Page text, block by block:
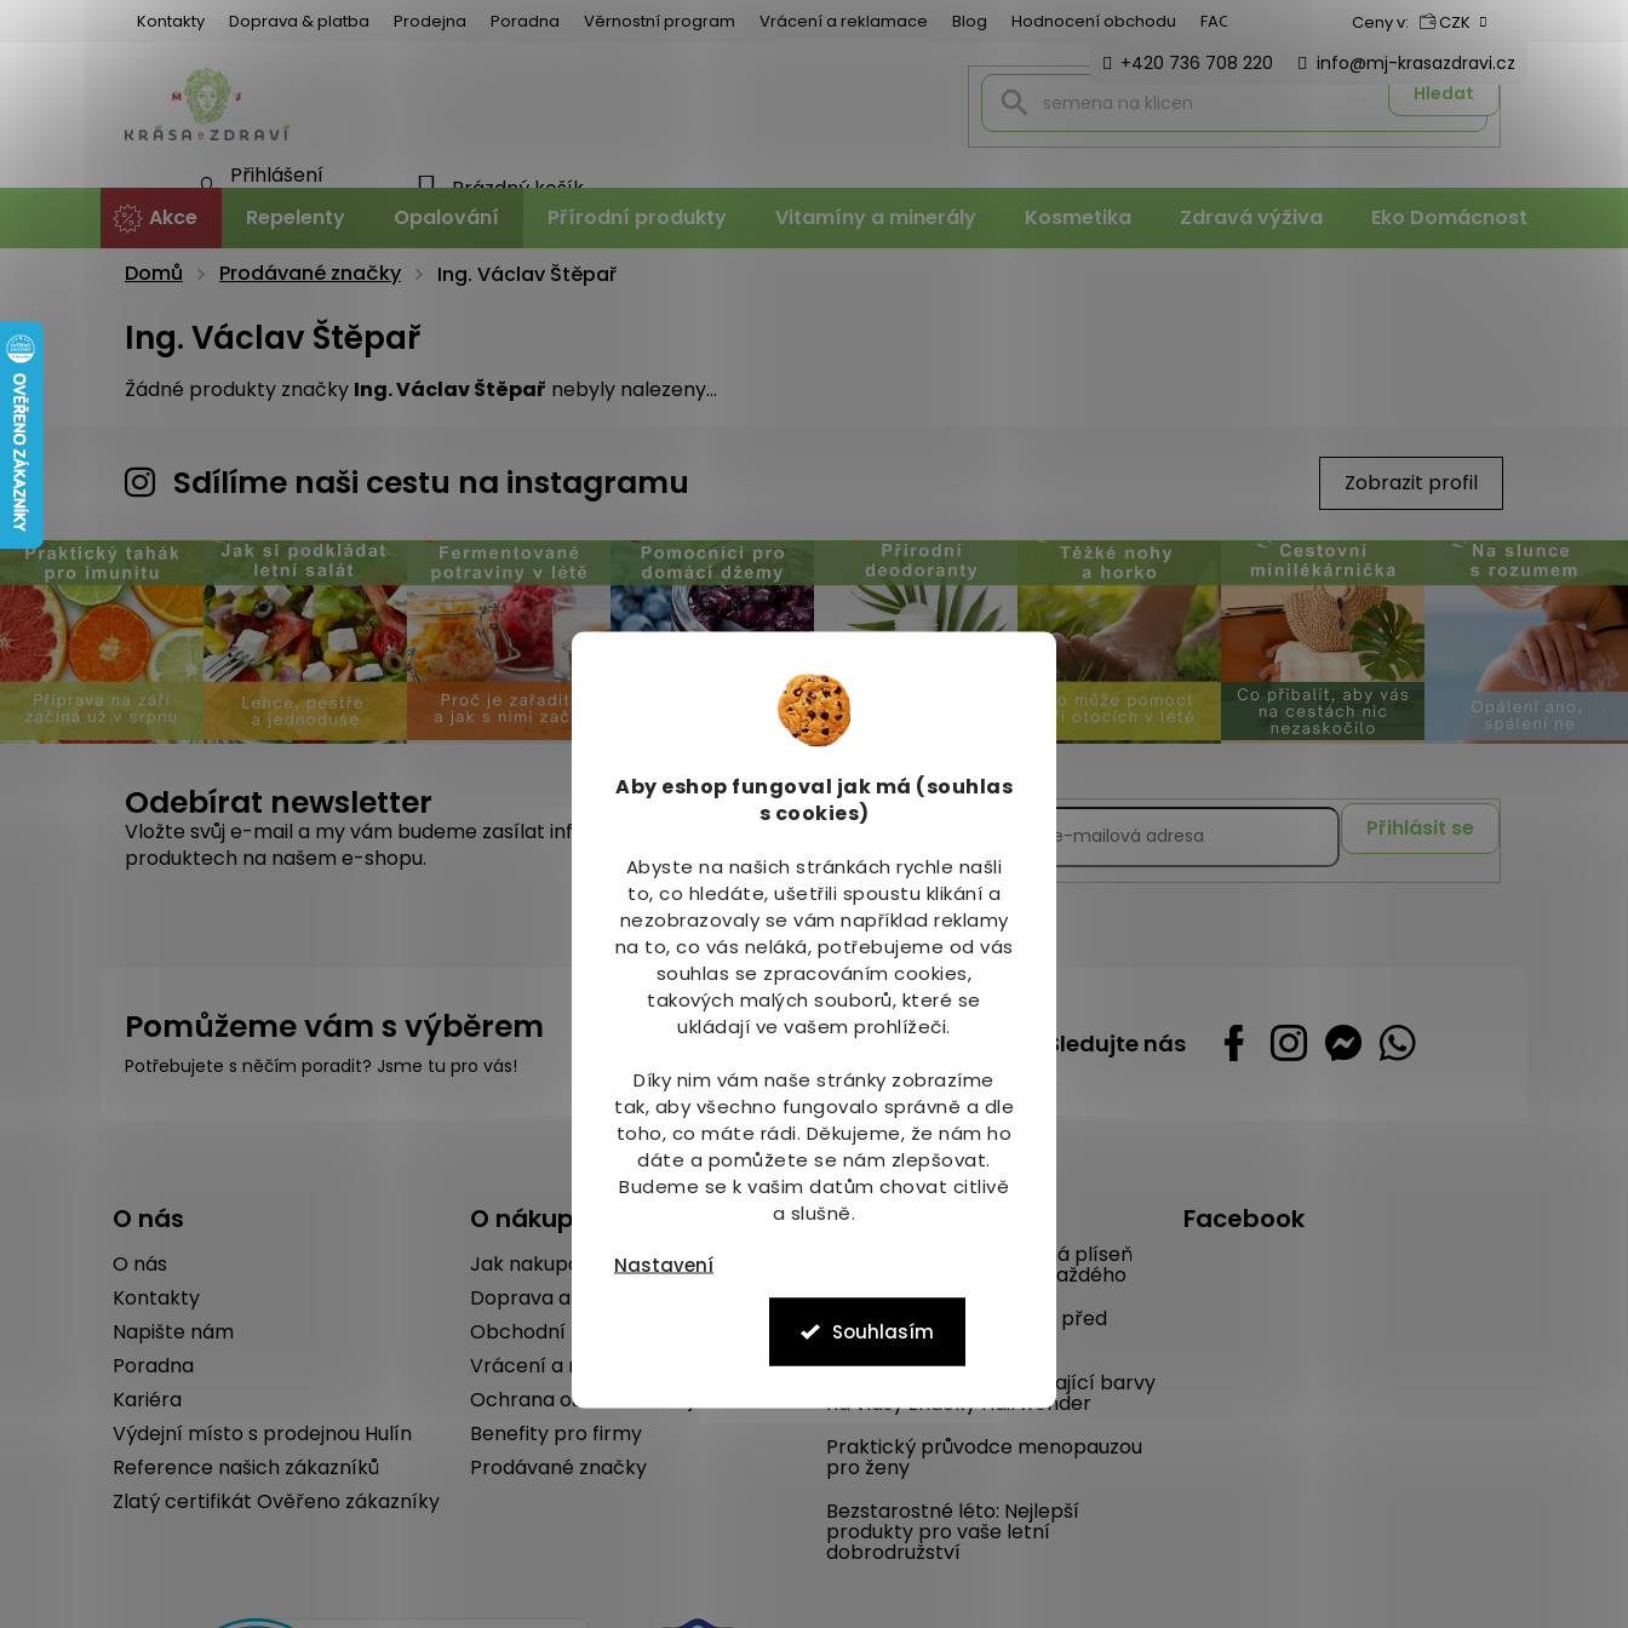
Aby eshop fungoval jak má (souhlas
s cookies)
Abyste na našich stránkách rychle našli
to, co hledáte, ušetřili spoustu klikání a
nezobrazovaly se vám například reklamy
na to, co vás neláká, potřebujeme od vás
souhlas se zpracováním cookies,
takových malých souborů, které se
ukládají ve vašem prohlížeči.
Díky nim vám naše stránky zobrazíme
tak, aby všechno fungovalo správně a dle
toho, co máte rádi. Děkujeme, že nám ho
dáte a pomůžete se nám zlepšovat.
Budeme se k vašim datům chovat citlivě
a slušně.
Nastavení
Souhlasím
Kontakty Doprava & platba Prodejna Poradna Věrnostní program Vrácení a reklamace Blog Hodnocení obchodu FAQ Ceny v: CZK
Hledat
+420 736 708 220 info@mj-krasazdravi.cz
KOŠÍK
Prázdný košík
Přihlášení
Akce Repelenty Opalování Přírodní produkty Vitamíny a minerály Kosmetika Zdravá výživa Eko Domácnost
Domů
Prodávané značky Ing. Václav Štěpař
Ing. Václav Štěpař
Žádné produkty značky Ing. Václav Štěpař nebyly nalezeny...
Sdílíme naši cestu na instagramu Zobrazit profil
Odebírat newsletter
Vložte svůj e-mail a my vám budeme zasílat informace o nových
produktech na našem e-shopu.
Přihlásit se
Pomůžeme vám s výběrem
Potřebujete s něčím poradit? Jsme tu pro vás!
+420 736 708 220
Sledujte nás
O nás
O nás
Kontakty
Napište nám
Poradna
Kariéra
Výdejní místo s prodejnou Hulín
Reference našich zákazníků
Zlatý certifikát Ověřeno zákazníky
O nákupu
Jak nakupovat
Doprava a platba
Obchodní podmínky
Vrácení a reklamace
Ochrana osobních údajů
Benefity pro firmy
Prodávané značky
Blog
Mykóza aneb nepříjemná plíseň
na nohou umí potrápit každého
Poradíme, jak se chránit před
komáry i vám
SLEVA 22 % na dlouhotrvající barvy
na vlasy značky Hairwonder
Praktický průvodce menopauzou
pro ženy
Bezstarostné léto: Nejlepší
produkty pro vaše letní
dobrodružství
Facebook